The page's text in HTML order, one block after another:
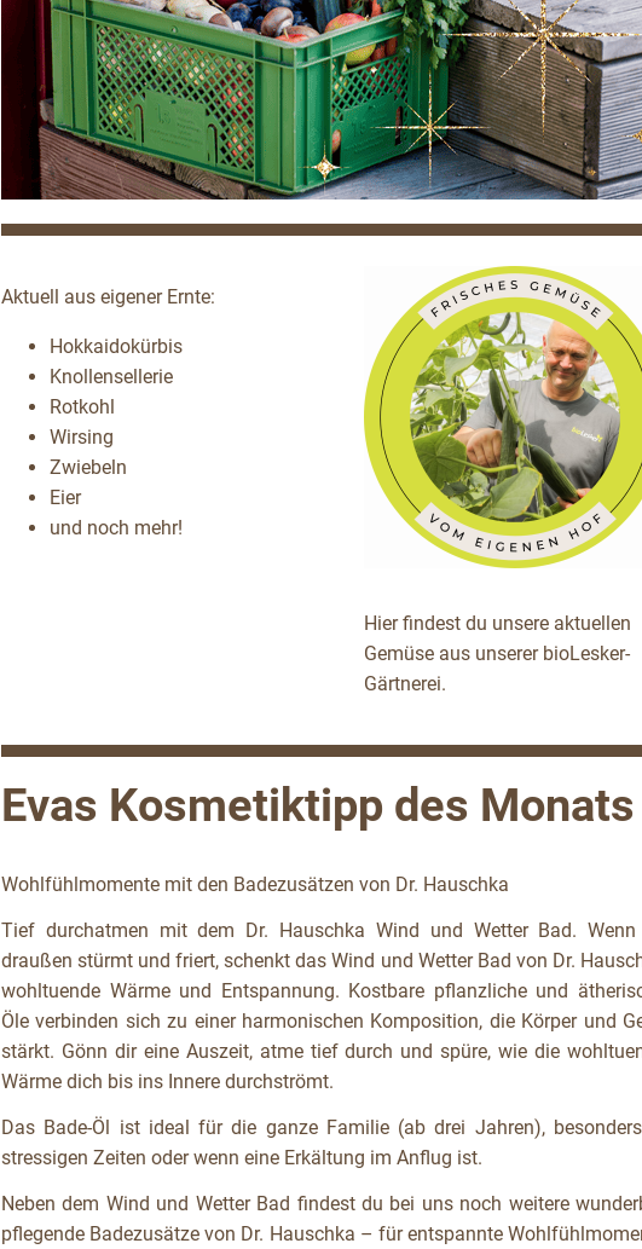
Aktuell aus eigener Ernte:
Hokkaidokürbis
Knollensellerie
Rotkohl
Wirsing
Zwiebeln
Eier
und noch mehr!
Hier findest du unsere aktuellen
Gemüse aus unserer bioLesker-
Gärtnerei.
Evas Kosmetiktipp des Monats
Wohlfühlmomente mit den Badezusätzen von Dr. Hauschka
Tief durchatmen mit dem Dr. Hauschka Wind und Wetter Bad.
draußen stürmt und friert, schenkt das Wind und Wetter Bad von Dr.
wohltuende Wärme und Entspannung. Kostbare pflanzliche und
Öle verbinden sich zu einer harmonischen Komposition, die Körper und
stärkt. Gönn dir eine Auszeit, atme tief durch und spüre, wie die
Wärme dich bis ins Innere durchströmt.
Das Bade-Öl ist ideal für die ganze Familie (ab drei Jahren),
stressigen Zeiten oder wenn eine Erkältung im Anflug ist.
Neben dem Wind und Wetter Bad findest du bei uns noch weitere
pflegende Badezusätze von Dr. Hauschka – für entspannte